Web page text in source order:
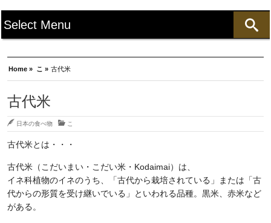
Home » こ » 古代米
古代米
日本の食べ物 こ
古代米とは・・・
古代米（こだいまい・こだい米・Kodaimai）は、
イネ科植物のイネのうち、「古代から栽培されている」または「古
代からの形質を受け継いでいる」といわれる品種。黒米、赤米など
がある。